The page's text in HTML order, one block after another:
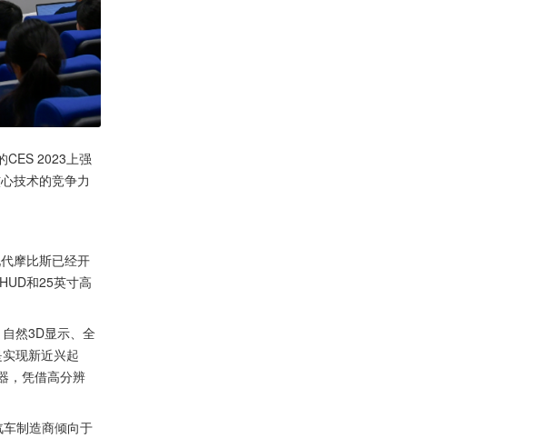
CES 2023上强
技术的竞争力
摩比斯已经开
和25英寸高
然3D显示、全
现新近兴起
，凭借高分辨
制造商倾向于